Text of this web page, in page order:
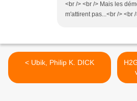
<br /> <br /> Mais les
m'attirent pas...<br /> <br
< Ubik, Philip K. DICK